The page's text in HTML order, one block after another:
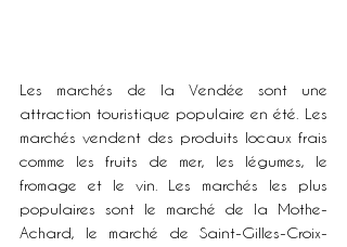
Les marchés de la Vendée sont une
attraction touristique populaire en été. Les
marchés vendent des produits locaux frais
comme les fruits de mer, les légumes, le
fromage et le vin. Les marchés les plus
populaires sont le marché de la Mothe-
Achard, le marché de Saint-Gilles-Croix-